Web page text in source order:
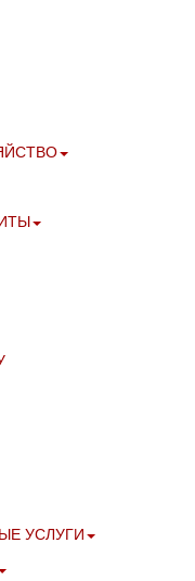
УСЛУГИ